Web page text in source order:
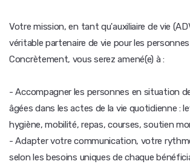
Votre mission, en tant qu'auxiliaire de vie
véritable partenaire de vie pour les
Concrètement, vous serez amené(e) à :
- Accompagner les personnes en situation
âgées dans les actes de la vie quotidienne :
hygiène, mobilité, repas, courses, soutien
- Adapter votre communication, votre
selon les besoins uniques de chaque